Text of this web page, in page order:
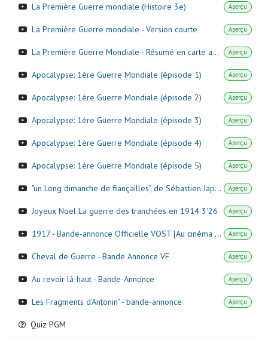
La Première Guerre mondiale (Histoire 3e) Aperçu
La Première Guerre mondiale - Version courte Aperçu
La Première Guerre Mondiale - Résumé en carte avec pays qui parlent Aperçu
Apocalypse: 1ère Guerre Mondiale (épisode 1) Aperçu
Apocalypse: 1ère Guerre Mondiale (épisode 2) Aperçu
Apocalypse: 1ère Guerre Mondiale (épisode 3) Aperçu
Apocalypse: 1ère Guerre Mondiale (épisode 4) Aperçu
Apocalypse: 1ère Guerre Mondiale (épisode 5) Aperçu
"un Long dimanche de fiançailles", de Sébastien Japrisot (Alchimie d'un roman n°61) Aperçu
Joyeux Noel La guerre des tranchées en 1914 3'26 Aperçu
1917 - Bande-annonce Officielle VOST [Au cinéma le 15 janvier] Aperçu
Cheval de Guerre - Bande Annonce VF Aperçu
Au revoir là-haut - Bande-Annonce Aperçu
Les Fragments d'Antonin" - bande-annonce Aperçu
Quiz PGM